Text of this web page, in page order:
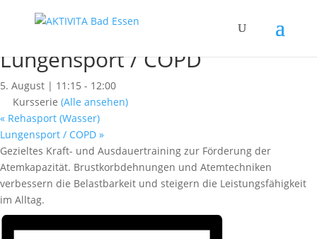
« Alle Kurse
Lungensport / COPD
5. August | 11:15 - 12:00
Kursserie (Alle ansehen)
« Rehasport (Wasser)
Lungensport / COPD »
Gezieltes Kraft- und Ausdauertraining zur Förderung der
Atemkapazität. Brustkorbdehnungen und Atemtechniken
verbessern die Belastbarkeit und steigern die Leistungsfähigkeit
im Alltag.